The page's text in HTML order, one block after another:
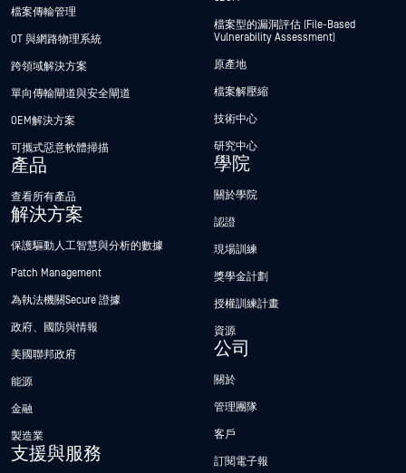
檔案傳輸管理
OT 與網路物理系統
跨領域解決方案
單向傳輸閘道與安全閘道
OEM解決方案
可攜式惡意軟體掃描
產品
查看所有產品
解決方案
保護驅動人工智慧與分析的數據
Patch Management
為執法機關Secure 證據
政府、國防與情報
美國聯邦政府
能源
金融
製造業
支援與服務
檔案型的漏洞評估 (File-Based
Vulnerability Assessment)
原產地
檔案解壓縮
技術中心
研究中心
學院
關於學院
認證
現場訓練
獎學金計劃
授權訓練計畫
資源
公司
關於
管理團隊
客戶
訂閱電子報